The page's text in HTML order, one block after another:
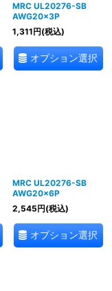
MRC UL20276-SB
AWG20×3P
1,311円(税込)
オプション選択
MRC UL20276-SB
AWG20×6P
2,545円(税込)
オプション選択